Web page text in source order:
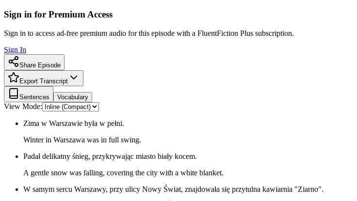
Sign in for Premium Access
Sign in to access ad-free premium audio for this episode with a FluentFiction Plus subscription.
Sign In
Share Episode
Export Transcript
Sentences Vocabulary
View Mode:
Zima w Warszawie była w pełni.
Winter in Warszawa was in full swing.
Padał delikatny śnieg, przykrywając miasto biały kocem.
A gentle snow was falling, covering the city with a white blanket.
W samym sercu Warszawy, przy ulicy Nowy Świat, znajdowała się przytulna kawiarnia "Ziarno".